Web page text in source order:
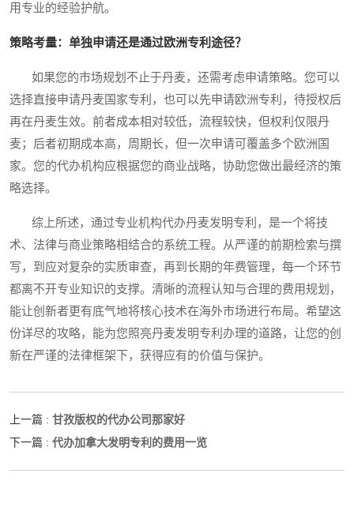
用专业的经验护航。
策略考量：单独申请还是通过欧洲专利途径？
如果您的市场规划不止于丹麦，还需考虑申请策略。您可以
选择直接申请丹麦国家专利，也可以先申请欧洲专利，待授权后
再在丹麦生效。前者成本相对较低，流程较快，但权利仅限丹
麦；后者初期成本高，周期长，但一次申请可覆盖多个欧洲国
家。您的代办机构应根据您的商业战略，协助您做出最经济的策
略选择。
综上所述，通过专业机构代办丹麦发明专利，是一个将技
术、法律与商业策略相结合的系统工程。从严谨的前期检索与撰
写，到应对复杂的实质审查，再到长期的年费管理，每一个环节
都离不开专业知识的支撑。清晰的流程认知与合理的费用规划，
能让创新者更有底气地将核心技术在海外市场进行布局。希望这
份详尽的攻略，能为您照亮丹麦发明专利办理的道路，让您的创
新在严谨的法律框架下，获得应有的价值与保护。
上一篇 : 甘孜版权的代办公司那家好
下一篇 : 代办加拿大发明专利的费用一览